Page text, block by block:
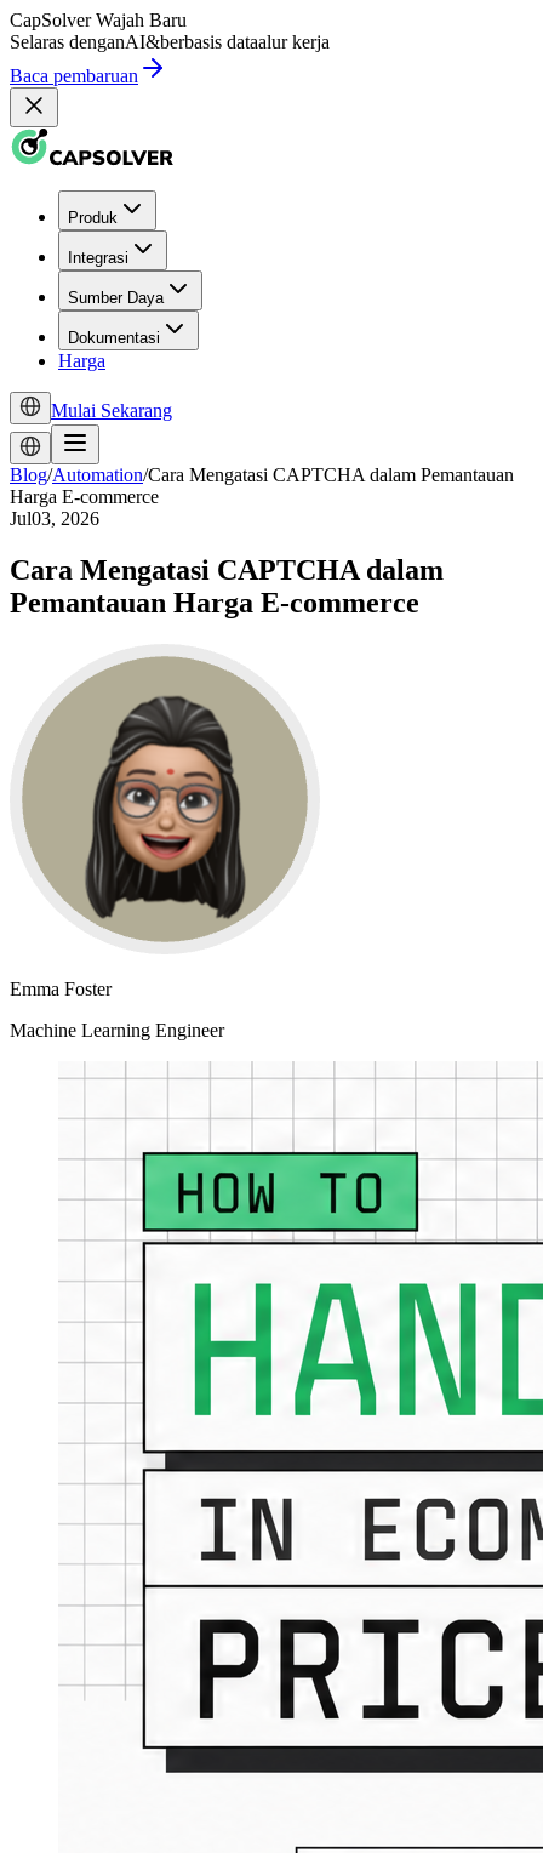
CapSolver Wajah Baru
Selaras denganAI&berbasis dataalur kerja
Baca pembaruan
Produk
Integrasi
Sumber Daya
Dokumentasi
Harga
Mulai Sekarang
Blog/Automation/Cara Mengatasi CAPTCHA dalam Pemantauan
Harga E-commerce
Jul03, 2026
Cara Mengatasi CAPTCHA dalam
Pemantauan Harga E-commerce
Emma Foster
Machine Learning Engineer